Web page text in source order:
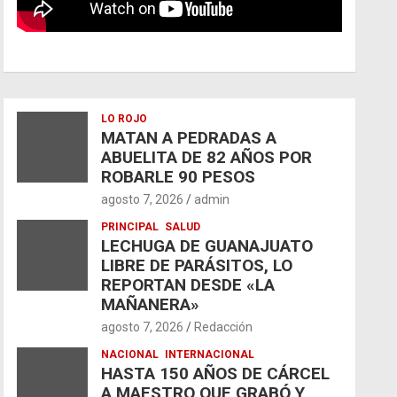
LO ROJO
MATAN A PEDRADAS A
ABUELITA DE 82 AÑOS POR
ROBARLE 90 PESOS
agosto 7, 2026 admin
PRINCIPAL SALUD
LECHUGA DE GUANAJUATO
LIBRE DE PARÁSITOS, LO
REPORTAN DESDE «LA
MAÑANERA»
agosto 7, 2026 Redacción
NACIONAL INTERNACIONAL
HASTA 150 AÑOS DE CÁRCEL